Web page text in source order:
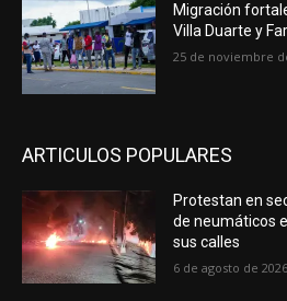
Migración
Villa Duarte y
25 de noviembre
ARTICULOS POPULARES
Protestan en
de neumáticos
sus calles
6 de agosto de 2026